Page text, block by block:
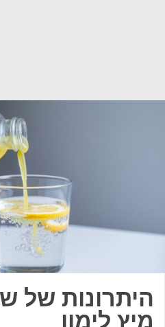
היתרונות של
מיץ לימון